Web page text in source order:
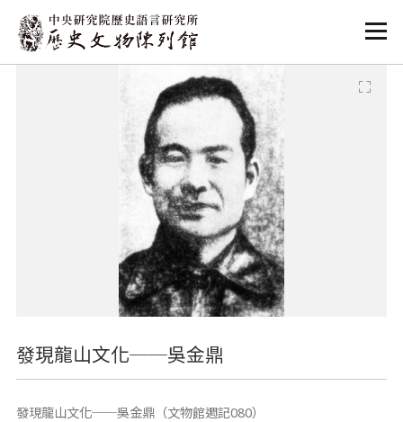
:::
:::
發現龍山文化──吳金鼎
發現龍山文化──吳金鼎（文物館週記080）